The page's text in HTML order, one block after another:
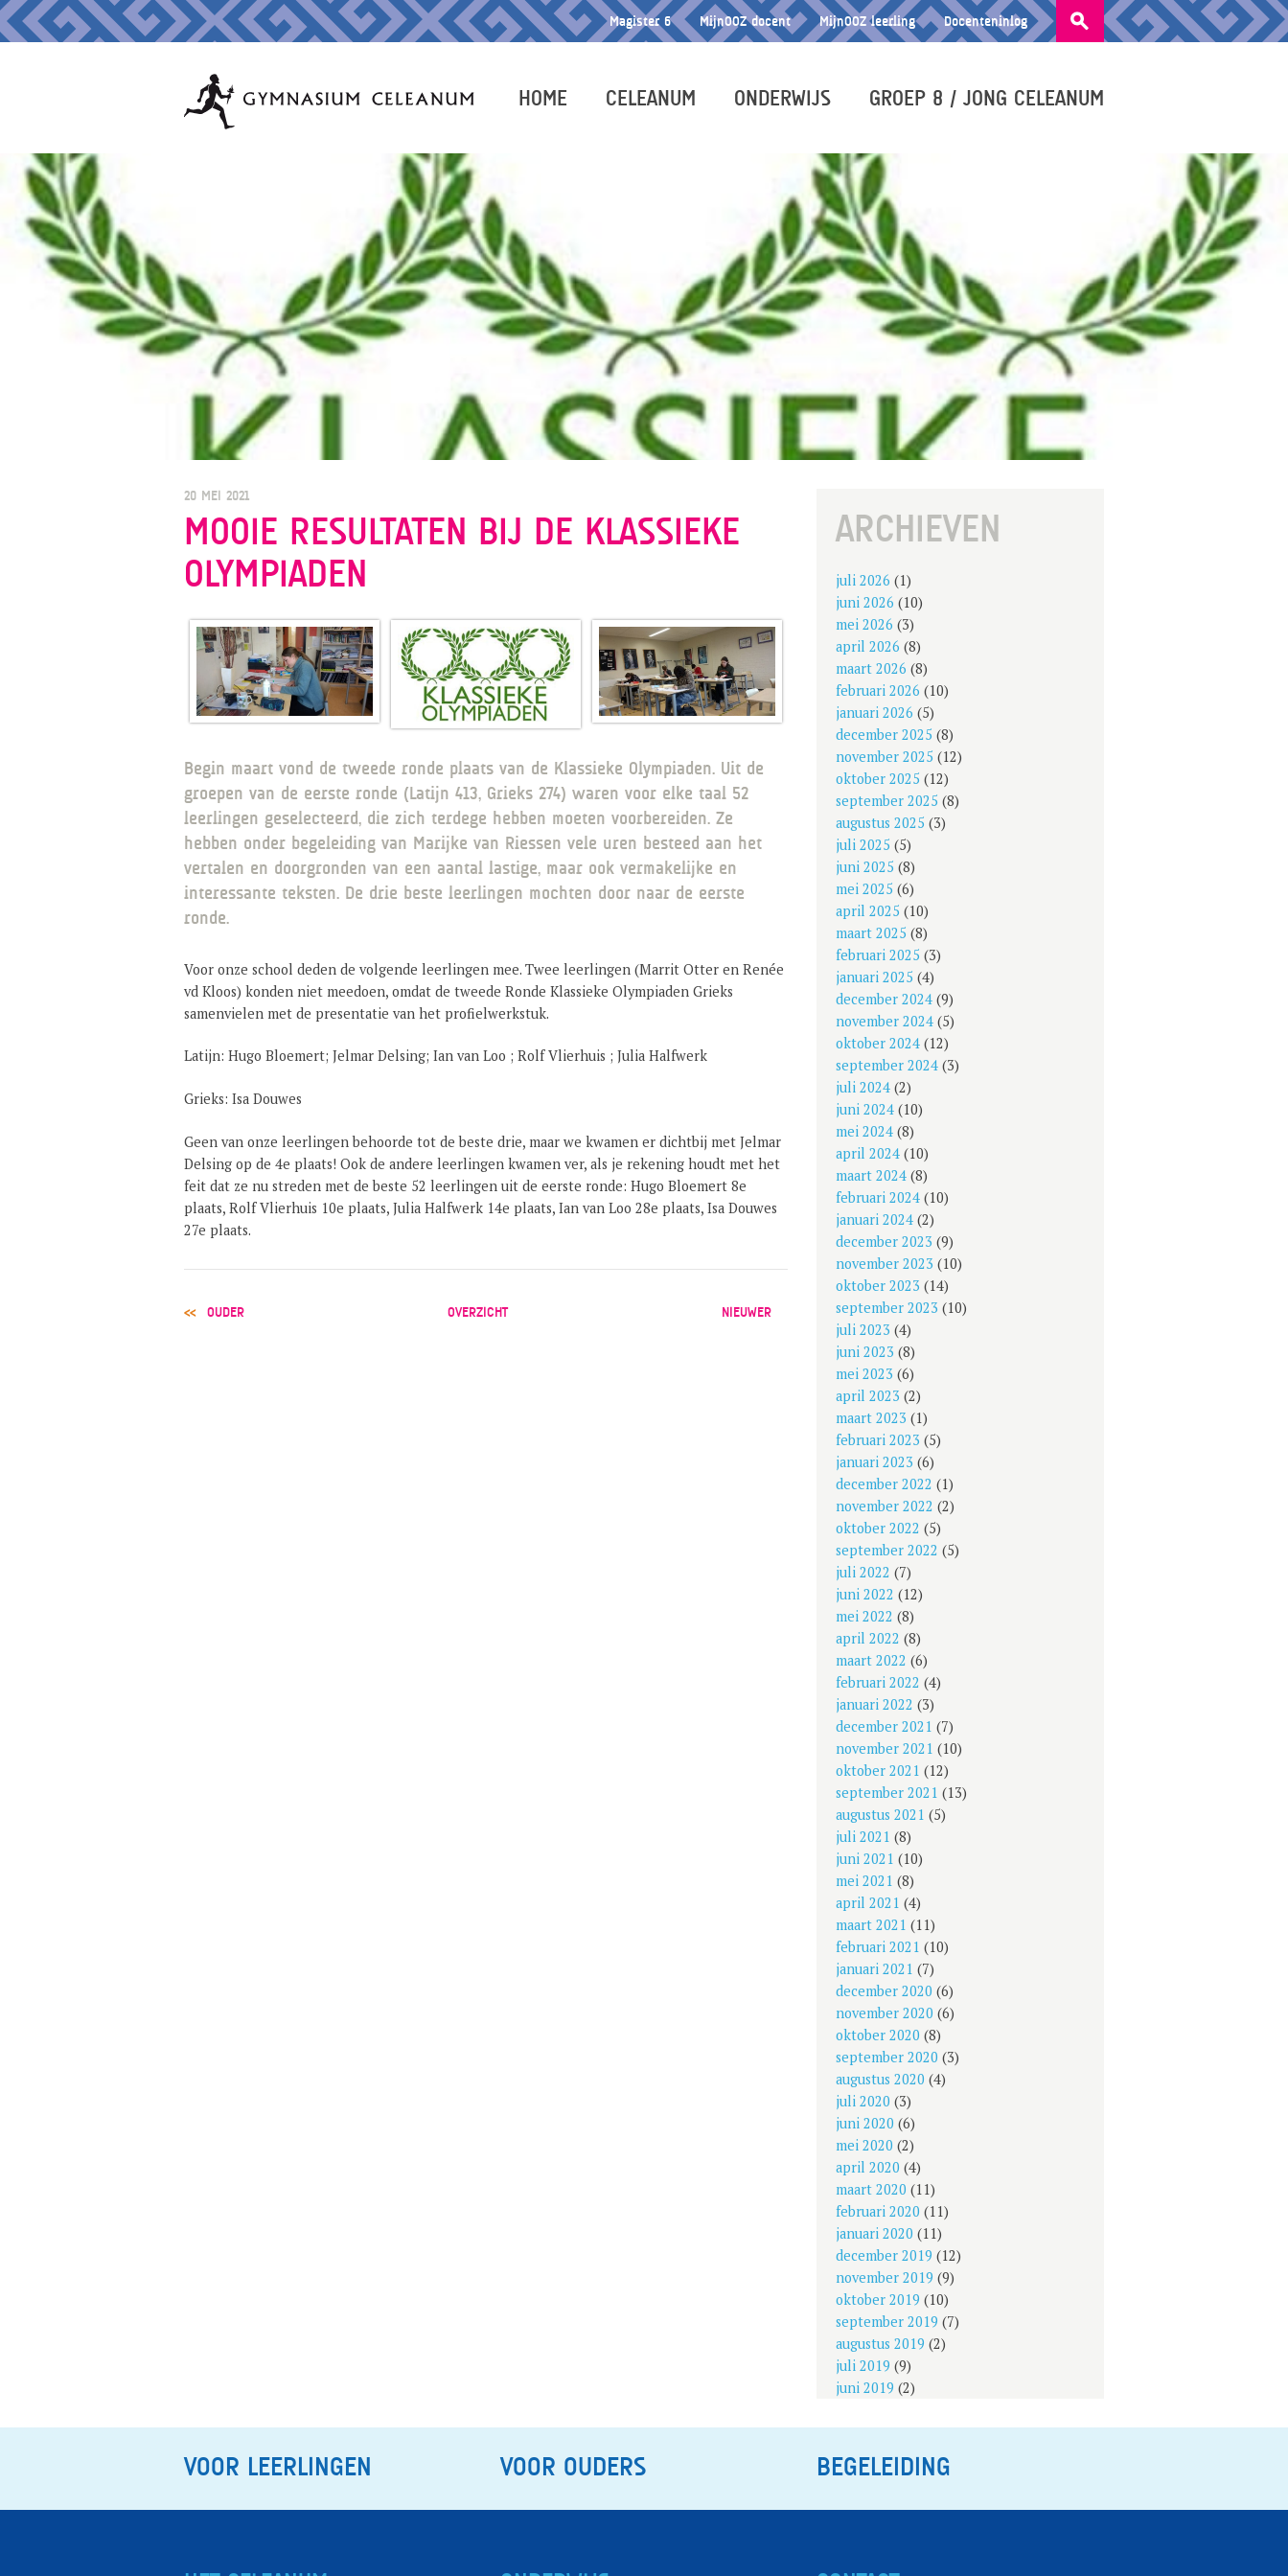
Zoeken
naar:
Magister 6 MijnOOZ docent MijnOOZ leerling Docenteninlog
HOME CELEANUM ONDERWIJS GROEP 8 / JONG CELEANUM
20 MEI 2021
MOOIE RESULTATEN BIJ DE KLASSIEKE
OLYMPIADEN
Begin maart vond de tweede ronde plaats van de Klassieke Olympiaden. Uit de
groepen van de eerste ronde (Latijn 413, Grieks 274) waren voor elke taal 52
leerlingen geselecteerd, die zich terdege hebben moeten voorbereiden. Ze
hebben onder begeleiding van Marijke van Riessen vele uren besteed aan het
vertalen en doorgronden van een aantal lastige, maar ook vermakelijke en
interessante teksten. De drie beste leerlingen mochten door naar de eerste
ronde.
Voor onze school deden de volgende leerlingen mee. Twee leerlingen (Marrit Otter en Renée
vd Kloos) konden niet meedoen, omdat de tweede Ronde Klassieke Olympiaden Grieks
samenvielen met de presentatie van het profielwerkstuk.
Latijn: Hugo Bloemert; Jelmar Delsing; Ian van Loo ; Rolf Vlierhuis ; Julia Halfwerk
Grieks: Isa Douwes
Geen van onze leerlingen behoorde tot de beste drie, maar we kwamen er dichtbij met Jelmar
Delsing op de 4e plaats! Ook de andere leerlingen kwamen ver, als je rekening houdt met het
feit dat ze nu streden met de beste 52 leerlingen uit de eerste ronde: Hugo Bloemert 8e
plaats, Rolf Vlierhuis 10e plaats, Julia Halfwerk 14e plaats, Ian van Loo 28e plaats, Isa Douwes
27e plaats.
POST
OUDER OVERZICHT NIEUWER
ARCHIEVEN
juli 2026 (1)
juni 2026 (10)
mei 2026 (3)
april 2026 (8)
maart 2026 (8)
februari 2026 (10)
januari 2026 (5)
december 2025 (8)
november 2025 (12)
oktober 2025 (12)
september 2025 (8)
augustus 2025 (3)
juli 2025 (5)
juni 2025 (8)
mei 2025 (6)
april 2025 (10)
maart 2025 (8)
februari 2025 (3)
januari 2025 (4)
december 2024 (9)
november 2024 (5)
oktober 2024 (12)
september 2024 (3)
juli 2024 (2)
juni 2024 (10)
mei 2024 (8)
april 2024 (10)
maart 2024 (8)
februari 2024 (10)
januari 2024 (2)
december 2023 (9)
november 2023 (10)
oktober 2023 (14)
september 2023 (10)
juli 2023 (4)
juni 2023 (8)
mei 2023 (6)
april 2023 (2)
maart 2023 (1)
februari 2023 (5)
januari 2023 (6)
december 2022 (1)
november 2022 (2)
oktober 2022 (5)
september 2022 (5)
juli 2022 (7)
juni 2022 (12)
mei 2022 (8)
april 2022 (8)
maart 2022 (6)
februari 2022 (4)
januari 2022 (3)
december 2021 (7)
november 2021 (10)
oktober 2021 (12)
september 2021 (13)
augustus 2021 (5)
juli 2021 (8)
juni 2021 (10)
mei 2021 (8)
april 2021 (4)
maart 2021 (11)
februari 2021 (10)
januari 2021 (7)
december 2020 (6)
november 2020 (6)
oktober 2020 (8)
september 2020 (3)
augustus 2020 (4)
juli 2020 (3)
juni 2020 (6)
mei 2020 (2)
april 2020 (4)
maart 2020 (11)
februari 2020 (11)
januari 2020 (11)
december 2019 (12)
november 2019 (9)
oktober 2019 (10)
september 2019 (7)
augustus 2019 (2)
juli 2019 (9)
juni 2019 (2)
VOOR LEERLINGEN VOOR OUDERS BEGELEIDING